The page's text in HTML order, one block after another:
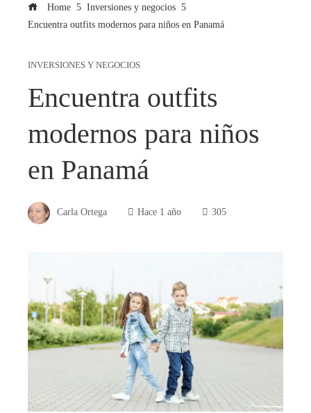
Home
Inversiones y negocios
Encuentra outfits modernos para niños en Panamá
INVERSIONES Y NEGOCIOS
Encuentra outfits
modernos para niños
en Panamá
Carla Ortega Hace 1 año 305